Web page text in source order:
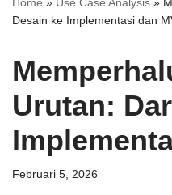
Home » Use Case Analysis »
Desain ke Implementasi dan
Urutan:
Februari 5, 2026